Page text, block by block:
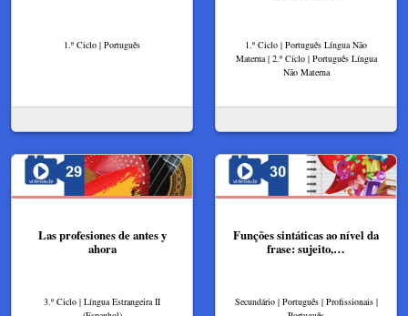
1.º Ciclo | Português
1.º Ciclo | Português Língua Não
Materna | 2.º Ciclo | Português Língua
Não Materna
Las profesiones de antes y
ahora
3.º Ciclo | Língua Estrangeira II
Funções sintáticas ao nível da
frase: sujeito,…
Secundário | Português | Profissionais |